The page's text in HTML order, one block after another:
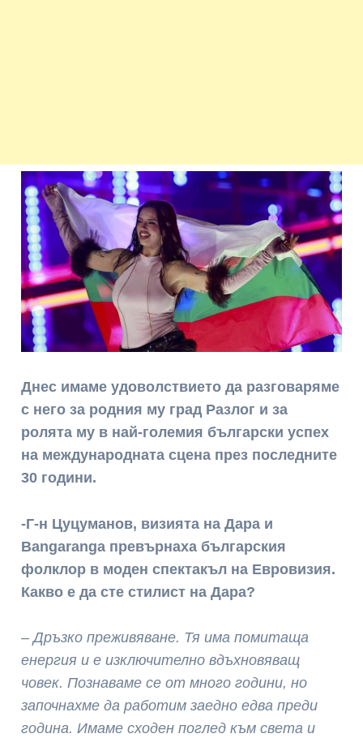
Днес имаме удоволствието да разговаряме
с него за родния му град Разлог и за
ролята му в най-големия български успех
на международната сцена през последните
30 години.
-Г-н Цуцуманов, визията на Дара и
Bangaranga превърнаха българския
фолклор в моден спектакъл на Евровизия.
Какво е да сте стилист на Дара?
– Дръзко преживяване. Тя има помитаща
енергия и е изключително вдъхновяващ
човек. Познаваме се от много години, но
започнахме да работим заедно едва преди
година. Имаме сходен поглед към света и